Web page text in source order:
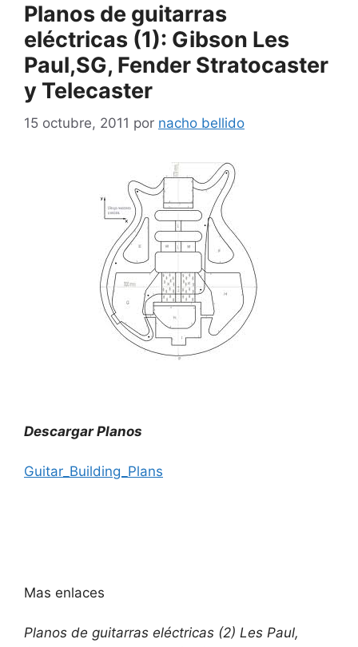
Planos de guitarras
eléctricas (1): Gibson Les
Paul,SG, Fender Stratocaster
y Telecaster
15 octubre, 2011 por nacho bellido
Descargar Planos
Guitar_Building_Plans
Mas enlaces
Planos de guitarras eléctricas (2) Les Paul,